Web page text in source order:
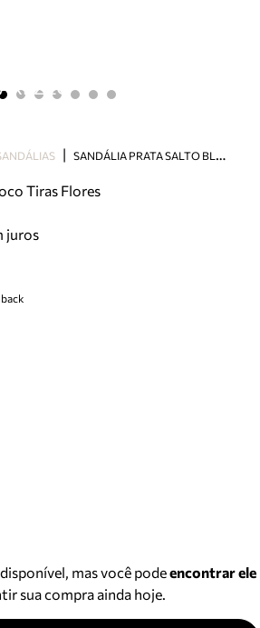
Arezzo
S
ANDÁLIA PRATA SALTO BLOCO TIRAS FLORES
Tiras Flores
juros
mas você podeencontrar ele
sua compra ainda hoje.